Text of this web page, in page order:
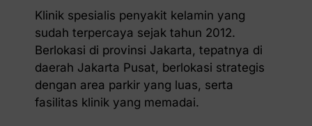
Klinik spesialis penyakit kelamin yang
sudah terpercaya sejak tahun 2012.
Berlokasi di provinsi Jakarta, tepatnya di
daerah Jakarta Pusat, berlokasi strategis
dengan area parkir yang luas, serta
fasilitas klinik yang memadai.